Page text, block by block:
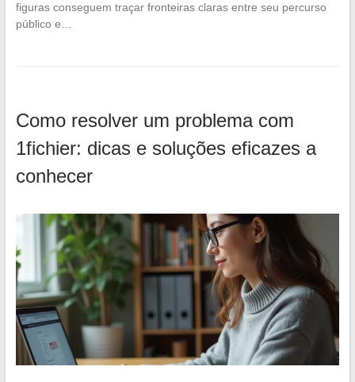
figuras conseguem traçar fronteiras claras entre seu percurso
público e…
Como resolver um problema com
1fichier: dicas e soluções eficazes a
conhecer